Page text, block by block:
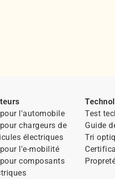
l'automobile
chargeurs de
électriques
l'e-mobilité
composants
Test
Guide
Tri